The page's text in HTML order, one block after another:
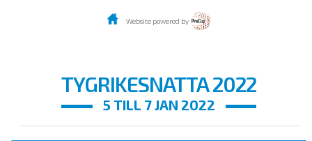
Website powered by
TYGRIKESNATTA 2022
5 TILL 7 JAN 2022